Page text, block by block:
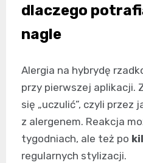
dlaczego
nagle
Alergia na hybrydę
przy pierwszej aplikacji.
się „uczulić”, czyli
z alergenem. Reakcja
tygodniach, ale też po
regularnych stylizacji.